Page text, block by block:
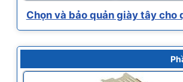
Chọn và bảo quản giày tây cho